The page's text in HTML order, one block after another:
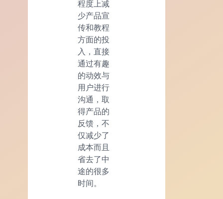
程度上减
少产品宣
传和教程
方面的投
入，直接
通过有趣
的动效与
用户进行
沟通，取
得产品的
反馈，不
仅减少了
成本而且
省去了中
途的很多
时间。